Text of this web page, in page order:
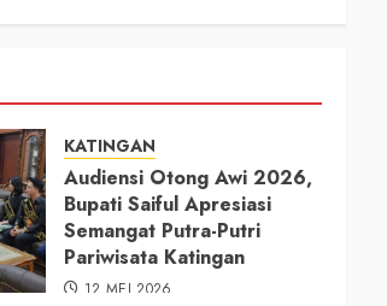
KATINGAN
Audiensi Otong Awi 2026,
Bupati Saiful Apresiasi
Semangat Putra-Putri
Pariwisata Katingan
12 MEI 2026